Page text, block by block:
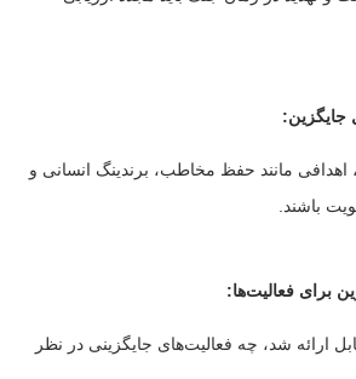
جایگزین:
مانند حفظ مخاطب، برندینگ انسانی و
باشند.
برای فعالیت‌ها:
ارائه شد، چه فعالیت‌های جایگزینی در نظر